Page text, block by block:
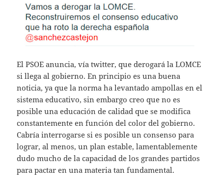
El PSOE anuncia, vía twitter, que derogará la LOMCE
si llega al gobierno. En principio es una buena
noticia, ya que la norma ha levantado ampollas en el
sistema educativo, sin embargo creo que no es
posible una educación de calidad que se modifica
constantemente en función del color del gobierno.
Cabría interrogarse si es posible un consenso para
lograr, al menos, un plan estable, lamentablemente
dudo mucho de la capacidad de los grandes partidos
para pactar en una materia tan fundamental.